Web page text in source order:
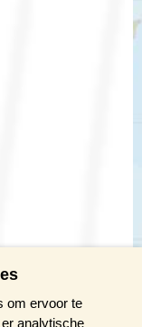
om ervoor te
analytische